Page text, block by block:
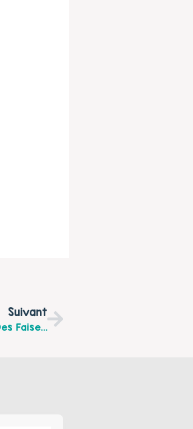
Suivant
Découvrez Les Ateliers Parents-Enfants De La Maison Des Faiseurs À Groffliers Pour Les Vacances De La Toussaint